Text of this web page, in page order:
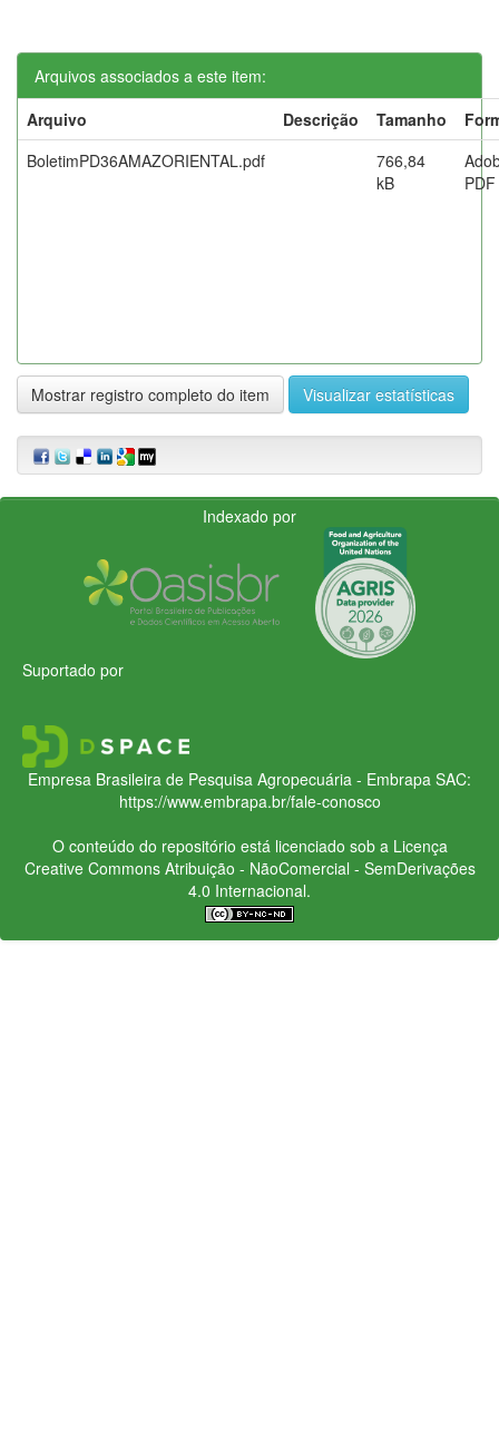
Arquivos associados a este item:
Arquivo
Descrição Tamanho
BoletimPD36AMAZORIENTAL.pdf
766,84
kB
PDF
Mostrar registro completo do item Visualizar estatísticas
Indexado por
Suportado por
Empresa Brasileira de Pesquisa Agropecuária - Embrapa SAC:
https://www.embrapa.br/fale-conosco
O conteúdo do repositório está licenciado sob a Licença
Creative CommonsAtribuição - NãoComercial - SemDerivações
4.0 Internacional.